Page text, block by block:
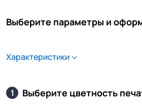
Выберите параметры и
Характеристики
1 Выберите цветность